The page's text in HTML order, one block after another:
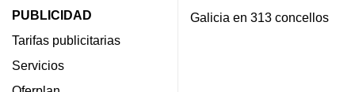
PUBLICIDAD
Tarifas publicitarias
Servicios
Galicia en 313 concellos